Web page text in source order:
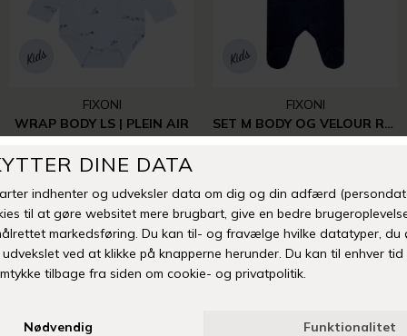
FIXONI
WRAP BODY LS | PLEIN AIR
FIXONI
SET M BODY OG VELOUR ROMPER | NAVY BLAZER
NYHED NYHED